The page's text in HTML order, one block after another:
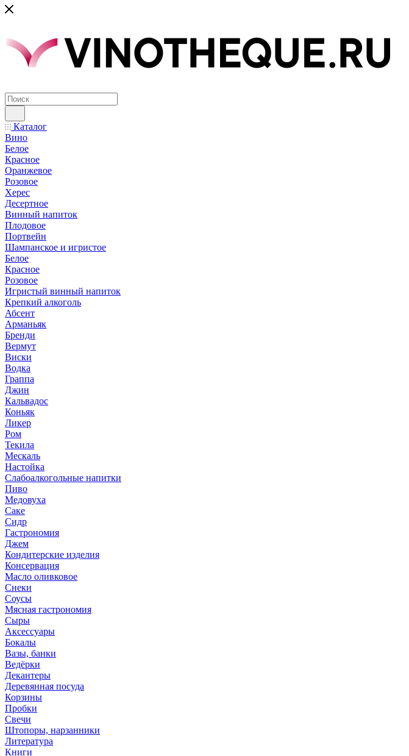
Каталог
Вино
Белое
Красное
Оранжевое
Розовое
Херес
Десертное
Винный напиток
Плодовое
Портвейн
Шампанское и игристое
Белое
Красное
Розовое
Игристый винный напиток
Крепкий алкоголь
Абсент
Арманьяк
Бренди
Вермут
Виски
Водка
Граппа
Джин
Кальвадос
Коньяк
Ликер
Ром
Текила
Мескаль
Настойка
Слабоалкогольные напитки
Пиво
Медовуха
Саке
Сидр
Гастрономия
Джем
Кондитерские изделия
Консервация
Масло оливковое
Снеки
Соусы
Мясная гастрономия
Сыры
Аксессуары
Бокалы
Вазы, банки
Ведёрки
Декантеры
Деревянная посуда
Корзины
Пробки
Свечи
Штопоры, нарзанники
Литература
Книги